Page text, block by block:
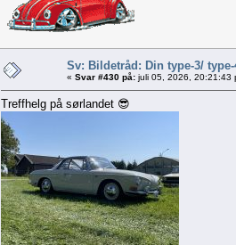
Sv: Bildetråd: Din type-3/ type-
« Svar #430 på: juli 05, 2026, 20:21:43
Treffhelg på sørlandet 😎